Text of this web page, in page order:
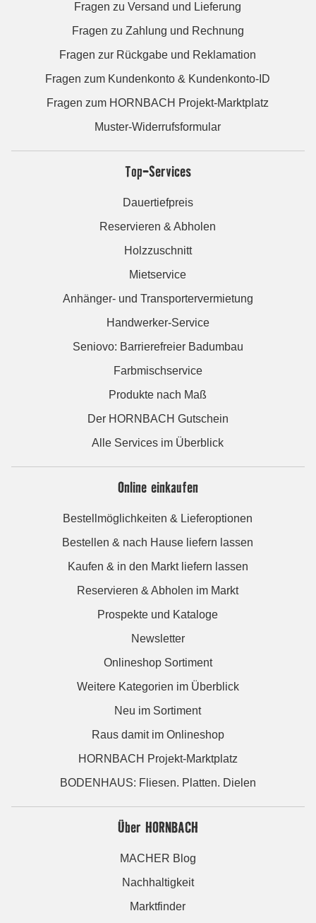
Fragen zu Versand und Lieferung
Fragen zu Zahlung und Rechnung
Fragen zur Rückgabe und Reklamation
Fragen zum Kundenkonto & Kundenkonto-ID
Fragen zum HORNBACH Projekt-Marktplatz
Muster-Widerrufsformular
Top-Services
Dauertiefpreis
Reservieren & Abholen
Holzzuschnitt
Mietservice
Anhänger- und Transportervermietung
Handwerker-Service
Seniovo: Barrierefreier Badumbau
Farbmischservice
Produkte nach Maß
Der HORNBACH Gutschein
Alle Services im Überblick
Online einkaufen
Bestellmöglichkeiten & Lieferoptionen
Bestellen & nach Hause liefern lassen
Kaufen & in den Markt liefern lassen
Reservieren & Abholen im Markt
Prospekte und Kataloge
Newsletter
Onlineshop Sortiment
Weitere Kategorien im Überblick
Neu im Sortiment
Raus damit im Onlineshop
HORNBACH Projekt-Marktplatz
BODENHAUS: Fliesen. Platten. Dielen
Über HORNBACH
MACHER Blog
Nachhaltigkeit
Marktfinder